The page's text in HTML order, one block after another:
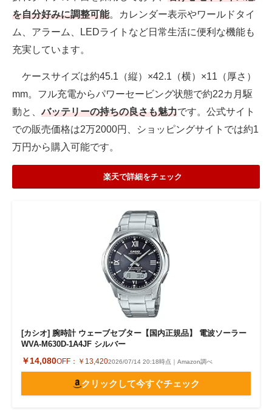
を自分好みに調整可能。カレンダー表示やワールドタイ
ム、アラーム、LEDライトなど日常生活に便利な機能も
充実しています。
ケースサイズは約45.1（縦）×42.1（横）×11（厚さ）
mm。フル充電からパワーセービング状態で約22カ月駆
動と、バッテリーの持ちの良さも魅力です。公式サイト
での販売価格は2万2000円、ショッピングサイトでは約1
万円から購入可能です。
楽天で詳細をチェック
[カシオ] 腕時計 ウェーブセプター【国内正規品】 電波ソーラー
WVA-M630D-1A4JF シルバー
￥14,080OFF： ￥13,4202026/07/14 20:18時点｜Amazon調べ
クリックして今すぐチェック